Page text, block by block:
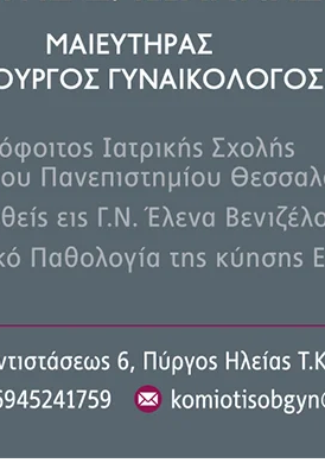
διαρκεί έως τις
ενίσχυση της
του φυσικού
👉